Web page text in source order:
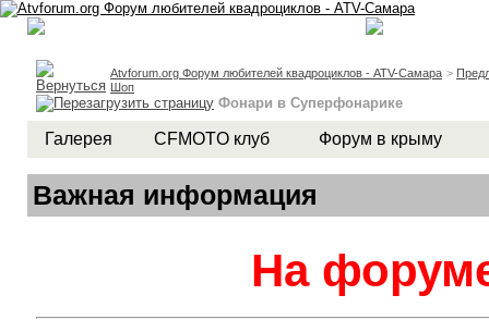
Atvforum.org Форум любителей квадроциклов - ATV-Самара >
Шоп
Фонари в Суперфонарике
Галерея CFMOTO клуб Форум в крыму
Важная информация
На